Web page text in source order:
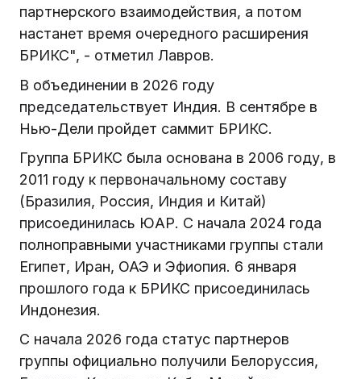
партнерского взаимодействия, а потом
настанет время очередного расширения
БРИКС", - отметил Лавров.
В объединении в 2026 году
председательствует Индия. В сентябре в
Нью-Дели пройдет саммит БРИКС.
Группа БРИКС была основана в 2006 году, в
2011 году к первоначальному составу
(Бразилия, Россия, Индия и Китай)
присоединилась ЮАР. С начала 2024 года
полноправными участниками группы стали
Египет, Иран, ОАЭ и Эфиопия. 6 января
прошлого года к БРИКС присоединилась
Индонезия.
С начала 2026 года статус партнеров
группы официально получили Белоруссия,